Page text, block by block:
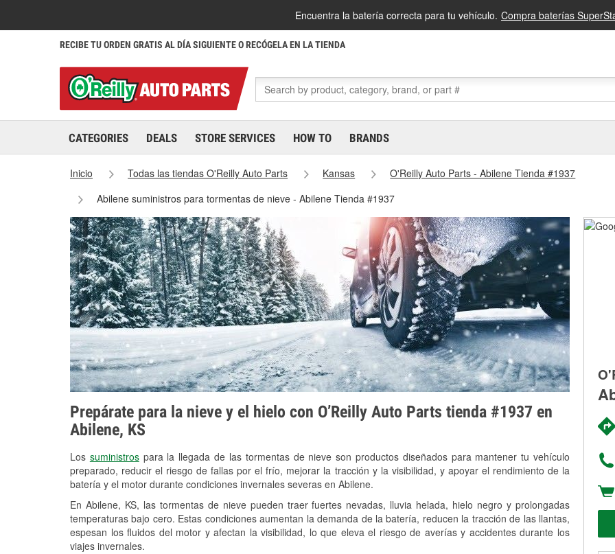
Encuentra la batería correcta para tu vehículo. Compra baterías
RECIBE TU ORDEN GRATIS AL DÍA SIGUIENTE O RECÓGELA EN LA TIENDA
CATEGORIES DEALS STORE SERVICES HOW TO BRANDS
Inicio Todas las tiendas O'Reilly Auto Parts Kansas
O'Reilly Auto Parts - Abilene Tienda #1937
Abilene suministros para tormentas de nieve - Abilene Tienda #1937
Prepárate para la nieve y el hielo con O’Reilly Auto Parts tienda #1937 en
Abilene, KS
Los suministrospara la llegada de las tormentas de nieve son productos diseñados para mantener tu vehículo
preparado, reducir el riesgo de fallas por el frío, mejorar la tracción y la visibilidad, y apoyar el rendimiento de la
batería y el motor durante condiciones invernales severas en Abilene.
En Abilene, KS, las tormentas de nieve pueden traer fuertes nevadas, lluvia helada, hielo negro y prolongadas
temperaturas bajo cero. Estas condiciones aumentan la demanda de la batería, reducen la tracción de las llantas,
espesan los fluidos del motor y afectan la visibilidad, lo que eleva el riesgo de averías y accidentes durante los
viajes invernales.